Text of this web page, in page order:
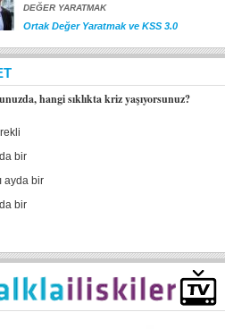
DEĞER YARATMAK
Ortak Değer Yaratmak ve KSS 3.0
hangi sıklıkta kriz yaşıyorsunuz?
bir
ayda bir
bir